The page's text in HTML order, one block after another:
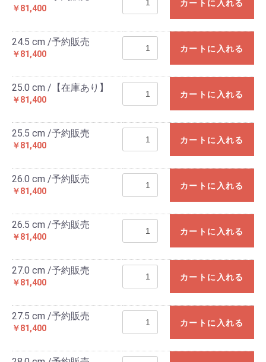
￥81,400
カートに入れる
24.5 cm /予約販売
￥81,400
カートに入れる
25.0 cm /【在庫あり】
￥81,400
カートに入れる
25.5 cm /予約販売
￥81,400
カートに入れる
26.0 cm /予約販売
￥81,400
カートに入れる
26.5 cm /予約販売
￥81,400
カートに入れる
27.0 cm /予約販売
￥81,400
カートに入れる
27.5 cm /予約販売
￥81,400
カートに入れる